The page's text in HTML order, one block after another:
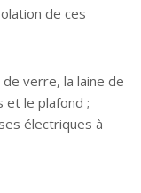
de ces
verre, la laine de
et le plafond ;
électriques à